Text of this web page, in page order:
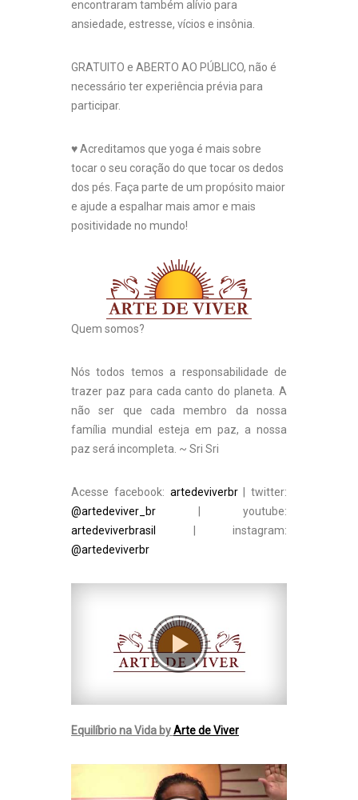
encontraram também alívio para
ansiedade, estresse, vícios e insônia.
GRATUITO e ABERTO AO PÚBLICO, não é
necessário ter experiência prévia para
participar.
♥ Acreditamos que yoga é mais sobre
tocar o seu coração do que tocar os dedos
dos pés. Faça parte de um propósito maior
e ajude a espalhar mais amor e mais
positividade no mundo!
Quem somos?
Nós todos temos a responsabilidade de
trazer paz para cada canto do planeta. A
não ser que cada membro da nossa
família mundial esteja em paz, a nossa
paz será incompleta. ~ Sri Sri
Acesse facebook: artedeviverbr| twitter:
@artedeviver_br | youtube:
artedeviverbrasil
| instagram:
@artedeviverbr
Equilíbrio na Vida byArte de Viver